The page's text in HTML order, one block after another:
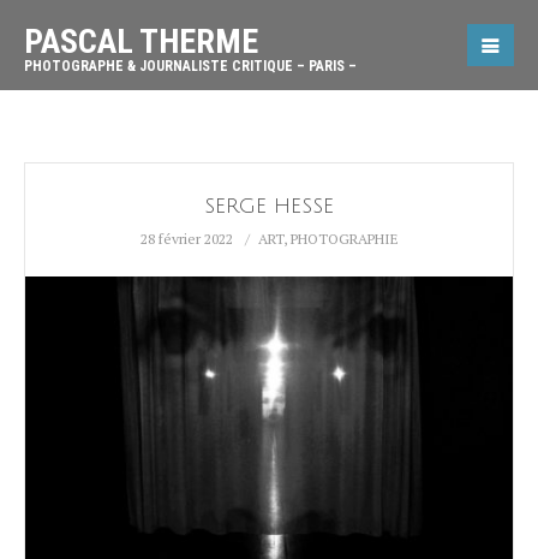
PASCAL THERME
PHOTOGRAPHE & JOURNALISTE CRITIQUE – PARIS –
SERGE HESSE
28 février 2022 ART, PHOTOGRAPHIE